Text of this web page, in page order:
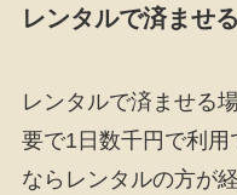
レンタルで済ませ
レンタルで済ませる
要で1日数千円で利
ならレンタルの方が